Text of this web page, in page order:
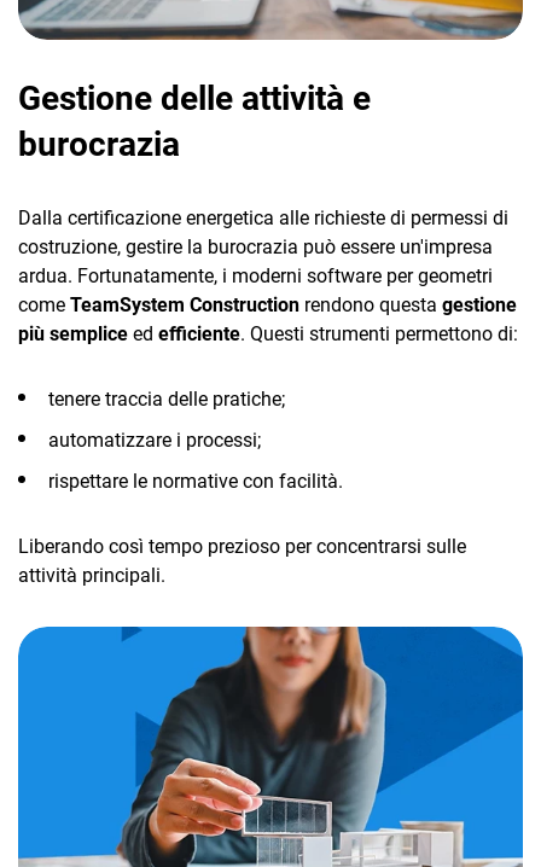
Trust Services
TeamSystem Corporate
TeamSystem Store
Gestione delle attività e
burocrazia
Dalla certificazione energetica alle richieste di permessi di
costruzione, gestire la burocrazia può essere un'impresa
ardua. Fortunatamente, i moderni software per geometri
come TeamSystem Construction rendono questa gestione
più semplice ed efficiente. Questi strumenti permettono di:
tenere traccia delle pratiche;
automatizzare i processi;
rispettare le normative con facilità.
Liberando così tempo prezioso per concentrarsi sulle
attività principali.